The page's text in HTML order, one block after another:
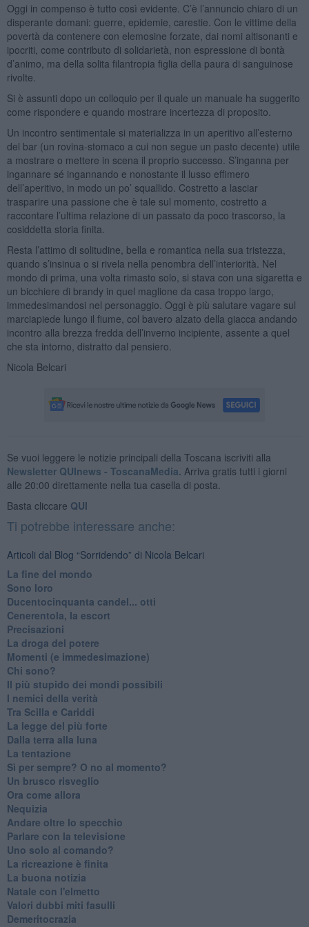
Oggi in compenso è tutto così evidente. C’è l’annuncio chiaro di un
disperante domani: guerre, epidemie, carestie. Con le vittime della
povertà da contenere con elemosine forzate, dai nomi altisonanti e
ipocriti, come contributo di solidarietà, non espressione di bontà
d’animo, ma della solita filantropia figlia della paura di sanguinose
rivolte.
Si è assunti dopo un colloquio per il quale un manuale ha suggerito
come rispondere e quando mostrare incertezza di proposito.
Un incontro sentimentale si materializza in un aperitivo all’esterno
del bar (un rovina-stomaco a cui non segue un pasto decente) utile
a mostrare o mettere in scena il proprio successo. S’inganna per
ingannare sé ingannando e nonostante il lusso effimero
dell’aperitivo, in modo un po’ squallido. Costretto a lasciar
trasparire una passione che è tale sul momento, costretto a
raccontare l’ultima relazione di un passato da poco trascorso, la
cosiddetta storia finita.
Resta l’attimo di solitudine, bella e romantica nella sua tristezza,
quando s’insinua o si rivela nella penombra dell’interiorità. Nel
mondo di prima, una volta rimasto solo, si stava con una sigaretta e
un bicchiere di brandy in quel maglione da casa troppo largo,
immedesimandosi nel personaggio. Oggi è più salutare vagare sul
marciapiede lungo il fiume, col bavero alzato della giacca andando
incontro alla brezza fredda dell’inverno incipiente, assente a quel
che sta intorno, distratto dal pensiero.
Nicola Belcari
Se vuoi leggere le notizie principali della Toscana iscriviti alla
Newsletter QUInews - ToscanaMedia. Arriva gratis tutti i giorni
alle 20:00 direttamente nella tua casella di posta.
Basta cliccare QUI
Ti potrebbe interessare anche:
Articoli dal Blog “Sorridendo” di Nicola Belcari
La fine del mondo
Sono loro
Ducentocinquanta candel... otti
Cenerentola, la escort
Precisazioni
La droga del potere
Momenti (e immedesimazione)
Chi sono?
Il più stupido dei mondi possibili
I nemici della verità
Tra Scilla e Cariddi
La legge del più forte
Dalla terra alla luna
La tentazione
​Sì per sempre? O no al momento?
Un brusco risveglio
Ora come allora
Nequizia
Andare oltre lo specchio
Parlare con la televisione
Uno solo al comando?
La ricreazione è finita
La buona notizia
Natale con l'elmetto
Valori dubbi miti fasulli
Demeritocrazia